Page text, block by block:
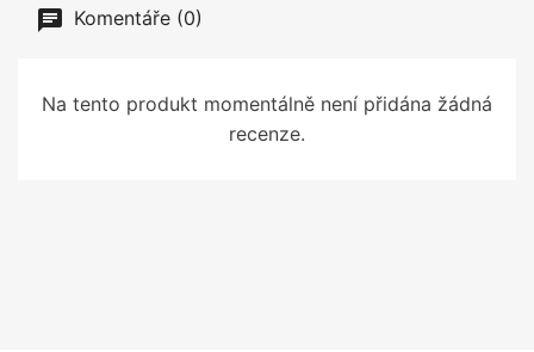
Komentáře (0)
Na tento produkt momentálně není přidána žádná
recenze.